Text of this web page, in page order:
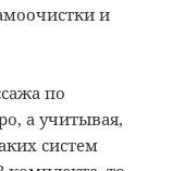
и
по
а учитывая,
систем